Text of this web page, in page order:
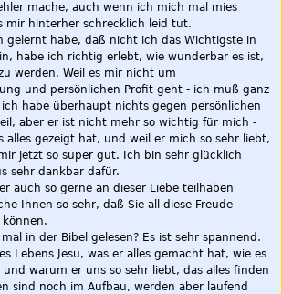
mache, auch wenn ich mich mal mies
mir hinterher schrecklich leid tut.
gelernt habe, daß nicht ich das Wichtigste in
habe ich richtig erlebt, wie wunderbar es ist,
werden. Weil es mir nicht um
und persönlichen Profit geht - ich muß ganz
habe überhaupt nichts gegen persönlichen
aber er ist nicht mehr so wichtig für mich -
alles gezeigt hat, und weil er mich so sehr liebt,
jetzt so super gut. Ich bin sehr glücklich
sehr dankbar dafür.
auch so gerne an dieser Liebe teilhaben
Ihnen so sehr, daß Sie all diese Freude
können.
in der Bibel gelesen? Es ist sehr spannend.
Lebens Jesu, was er alles gemacht hat, wie es
warum er uns so sehr liebt, das alles finden
sind noch im Aufbau, werden aber laufend